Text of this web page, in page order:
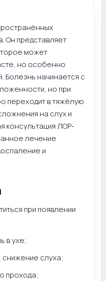
Он представляет
может
но особенно
Болезнь начинается с
но при
переходит в тяжёлую
на слух и
консультация ЛОР-
лечение
и
при появлении
в ухе;
снижение слуха;
прохода;